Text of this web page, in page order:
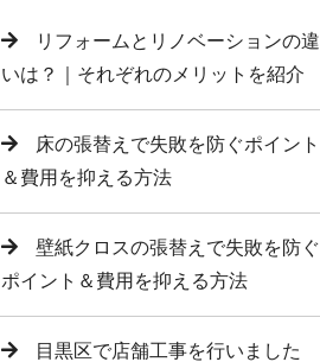
リフォームとリノベーションの違
いは？｜それぞれのメリットを紹介
床の張替えで失敗を防ぐポイント
＆費用を抑える方法
壁紙クロスの張替えで失敗を防ぐ
ポイント＆費用を抑える方法
目黒区で店舗工事を行いました